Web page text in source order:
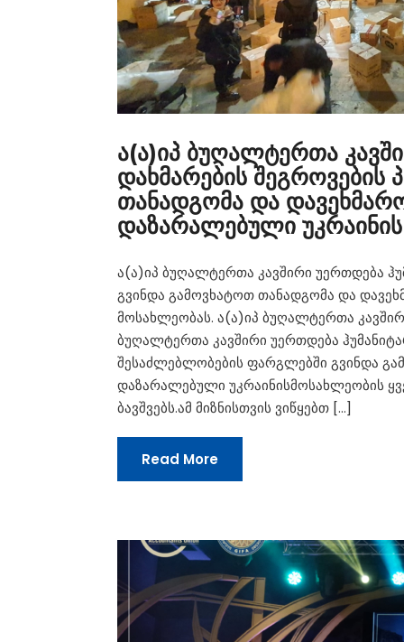
ა(ა)იპ ბუღალტერთა
დახმარების შეგროვების
თანადგომა და
დაზარალებული
ა(ა)იპ ბუღალტერთა კავშირი უერთდება
გვინდა გამოვხატოთ თანადგომა და
მოსახლეობას. ა(ა)იპ ბუღალტერთა
ბუღალტერთა კავშირი უერთდება
შესაძლებლობების ფარგლებში გვინდა
დაზარალებული უკრაინისმოსახლეობის
ბავშვებს.ამ მიზნისთვის ვიწყებთ […]
Read More